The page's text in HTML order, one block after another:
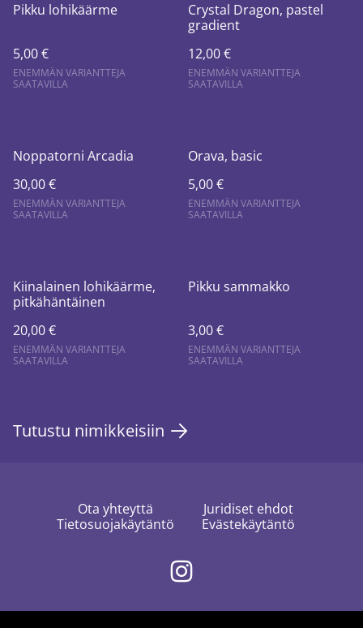
Pikku lohikäärme
5,00 €
ENEMMÄN VARIANTTEJA
SAATAVILLA
Crystal Dragon, pastel
gradient
12,00 €
ENEMMÄN VARIANTTEJA
SAATAVILLA
Noppatorni Arcadia
30,00 €
ENEMMÄN VARIANTTEJA
SAATAVILLA
Orava, basic
5,00 €
ENEMMÄN VARIANTTEJA
SAATAVILLA
Kiinalainen lohikäärme,
pitkähäntäinen
20,00 €
ENEMMÄN VARIANTTEJA
SAATAVILLA
Pikku sammakko
3,00 €
ENEMMÄN VARIANTTEJA
SAATAVILLA
Tutustu nimikkeisiin
Ota yhteyttä
Juridiset ehdot
Tietosuojakäytäntö
Evästekäytäntö